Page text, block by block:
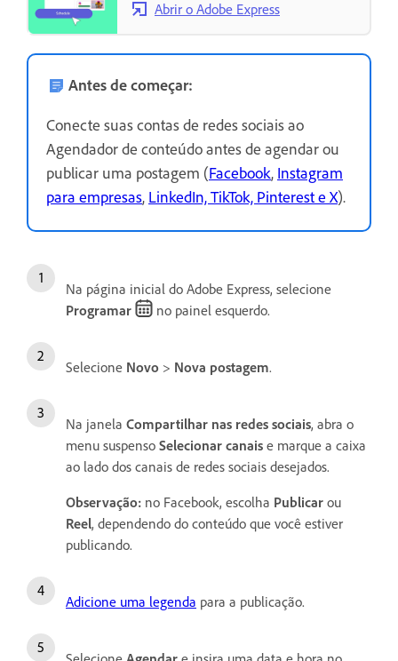
Abrir o Adobe Express
Antes de começar:
Conecte suas contas de redes sociais ao
Agendador de conteúdo antes de agendar ou
publicar uma postagem (Facebook, Instagram
para empresas, LinkedIn, TikTok, Pinterest e X).
Na página inicial do Adobe Express, selecione
Programar
no painel esquerdo.
Selecione Novo > Nova postagem.
Na janela Compartilhar nas redes sociais, abra o
menu suspenso Selecionar canais e marque a caixa
ao lado dos canais de redes sociais desejados.
Observação: no Facebook, escolha Publicar ou
Reel, dependendo do conteúdo que você estiver
publicando.
Adicione uma legenda para a publicação.